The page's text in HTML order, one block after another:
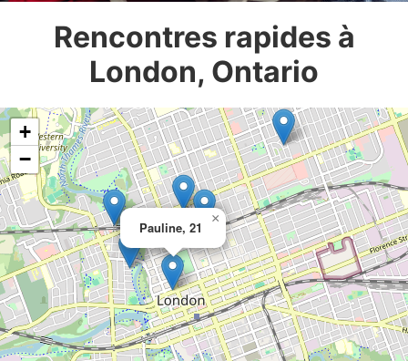
Rencontres rapides à
London, Ontario
Pauline, 21
×
+
−